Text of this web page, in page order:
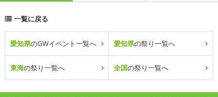
一覧に戻る
愛知県のGWイベント一覧へ 愛知県の祭り一覧へ
東海の祭り一覧へ 全国の祭り一覧へ